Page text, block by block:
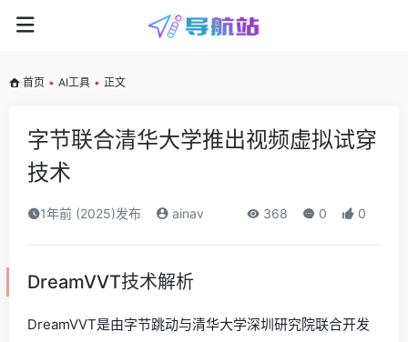
首页 • AI工具 • 正文
字节联合清华大学推出视频虚拟试穿
技术
1年前 (2025)发布 ainav 368 0 0
DreamVVT技术解析
DreamVVT是由字节跳动与清华大学深圳研究院联合开发